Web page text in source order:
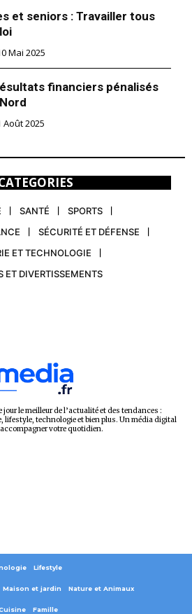
et seniors : Travailler tous
Mai 2025
financiers pénalisés
Août 2025
SANTÉ
SPORTS
SÉCURITÉ ET DÉFENSE
ET TECHNOLOGIE
ET DIVERTISSEMENTS
le meilleur de l’actualité et des tendances :
lifestyle, technologie et bien plus. Un média digital
votre quotidien.
Lifestyle
Maison et jardin Nature et Animaux
Famille